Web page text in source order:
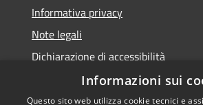
Informativa privacy
Note legali
Dichiarazione di accessibilità
Informazioni sui
Questo sito web utilizza cookie tecnici e